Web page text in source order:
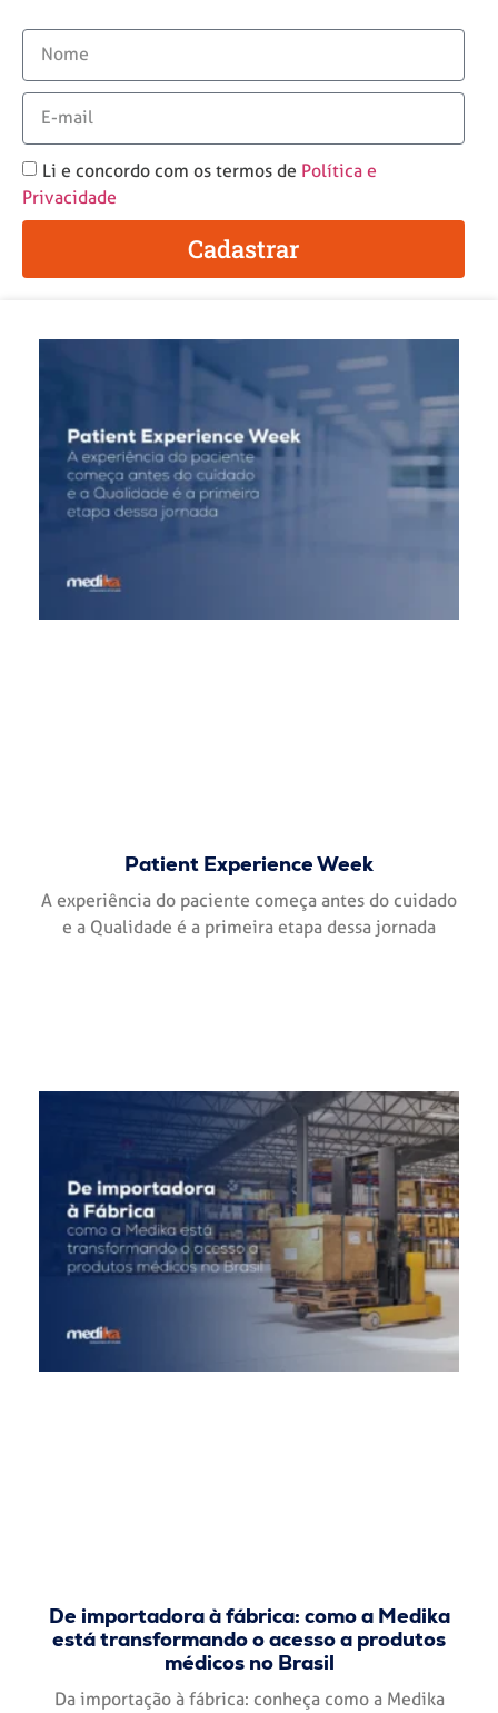
Li e concordo com os termos de Política e
Privacidade
Cadastrar
Patient Experience Week
A experiência do paciente começa antes do cuidado
e a Qualidade é a primeira etapa dessa jornada
De importadora à fábrica: como a Medika
está transformando o acesso a produtos
médicos no Brasil
Da importação à fábrica: conheça como a Medika